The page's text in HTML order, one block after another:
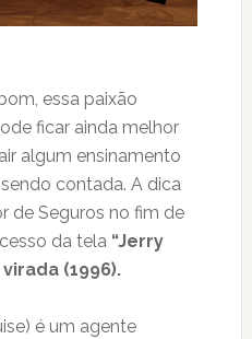
essa paixão
ficar ainda melhor
algum ensinamento
contada. A dica
de Seguros no fim de
da tela “Jerry
(1996).
é um agente